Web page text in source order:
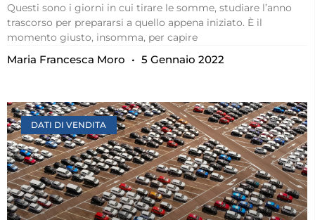
Questi sono i giorni in cui tirare le somme, studiare l’anno
trascorso per prepararsi a quello appena iniziato. È il
momento giusto, insomma, per capire
Maria Francesca Moro 5 Gennaio 2022
DATI DI VENDITA